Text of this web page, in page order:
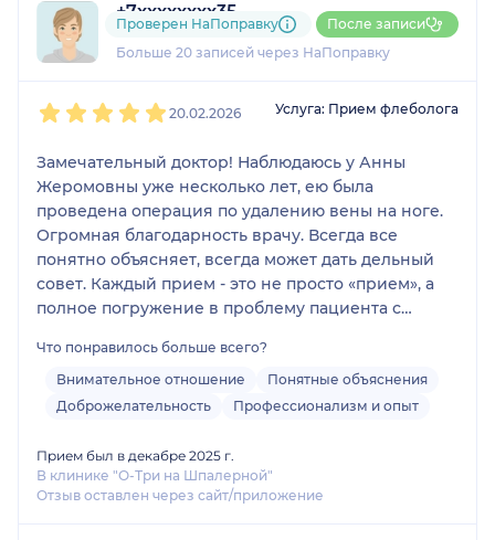
+7xxxxxxxx35
2 отзываи 1 оценка
Больше 20 записей через НаПоправку
Проверен НаПоправку После записи
20.02.2026 Услуга: Прием флеболога
Замечательный доктор! Наблюдаюсь у Анны
Жеромовны уже несколько лет, ею была
проведена операция по удалению вены на ноге.
Огромная благодарность врачу. Всегда все
понятно объясняет, всегда может дать дельный
совет. Каждый прием - это не просто «прием», а
полное погружение в проблему пациента с
Спасибо вам за ваш труд!
Что понравилось больше всего?
Внимательное отношение
Понятные объяснения
Доброжелательность
Профессионализм и опыт
Прием был в декабре 2025 г.
В клинике "О-Три на Шпалерной"
Отзыв оставлен через сайт/приложение